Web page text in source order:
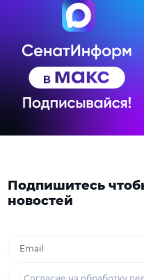
Подпишитесь
новостей